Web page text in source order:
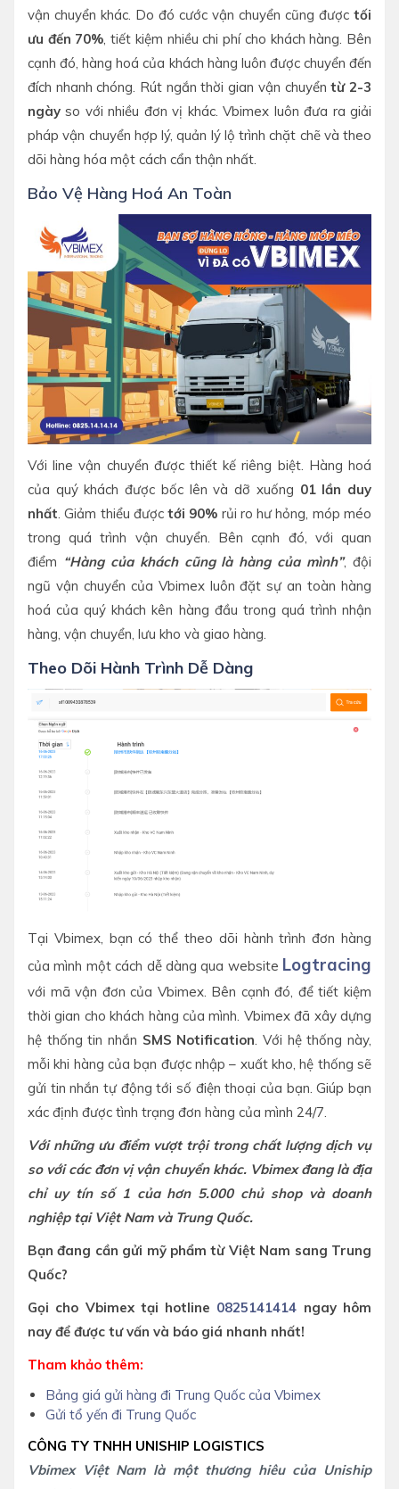
vận chuyển khác. Do đó cước vận chuyển cũng được tối
ưu đến 70% , tiết kiệm nhiều chi phí cho khách hàng. Bên
cạnh đó, hàng hoá của khách hàng luôn được chuyển đến
đích nhanh chóng. Rút ngắn thời gian vận chuyển từ 2-3
ngày so với nhiều đơn vị khác. Vbimex luôn đưa ra giải
pháp vận chuyển hợp lý, quản lý lộ trình chặt chẽ và theo
dõi hàng hóa một cách cẩn thận nhất.
Bảo Vệ Hàng Hoá An Toàn
Với line vận chuyển được thiết kế riêng biệt. Hàng hoá
của quý khách được bốc lên và dỡ xuống 01 lần duy
nhất. Giảm thiểu đượctới 90% rủi ro hư hỏng, móp méo
trong quá trình vận chuyển. Bên cạnh đó, với quan
điểm “Hàng của khách cũng là hàng của mình”, đội
ngũ vận chuyển của Vbimex luôn đặt sự an toàn hàng
hoá của quý khách kên hàng đầu trong quá trình nhận
hàng, vận chuyển, lưu kho và giao hàng.
Theo Dõi Hành Trình Dễ Dàng
Tại Vbimex, bạn có thể theo dõi hành trình đơn hàng
của mình một cách dễ dàng qua website Logtracing
với mã vận đơn của Vbimex. Bên cạnh đó, để tiết kiệm
thời gian cho khách hàng của mình. Vbimex đã xây dựng
hệ thống tin nhắn SMS Notification . Với hệ thống này,
mỗi khi hàng của bạn được nhập – xuất kho, hệ thống sẽ
gửi tin nhắn tự động tới số điện thoại của bạn. Giúp bạn
xác định được tình trạng đơn hàng của mình 24/7.
Với những ưu điểm vượt trội trong chất lượng dịch vụ
so với các đơn vị vận chuyển khác. Vbimex đang là địa
chỉ uy tín số 1 của hơn 5.000 chủ shop và doanh
nghiệp tại Việt Nam và Trung Quốc.
Bạn đang cần gửi mỹ phẩm từ Việt Nam sang Trung
Quốc?
Gọi cho Vbimex tại hotline 0825141414 ngay hôm
nay để được tư vấn và báo giá nhanh nhất!
Tham khảo thêm:
Bảng giá gửi hàng đi Trung Quốc của Vbimex
Gửi tổ yến đi Trung Quốc
CÔNG TY TNHH UNISHIP LOGISTICS
Vbimex Việt Nam là một thương hiêu của Uniship